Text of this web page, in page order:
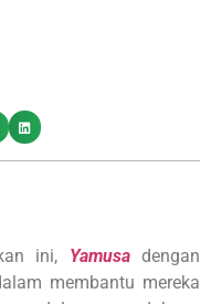
ini, Yamusadengan
membantu mereka